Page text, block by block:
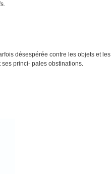
désespérée contre les objets et les
princi- pales obstinations.